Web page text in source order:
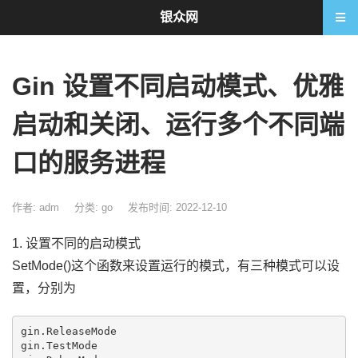
Gin 设置不同启动模式、优雅
启动和关闭、运行多个不同端
口的服务进程
作者: adm 分类: go 发布时间: 2022-12-10
1. 设置不同的启动模式
SetMode()这个函数来设置运行的模式，有三种模式可以设
置，分别为
gin.ReleaseMode
gin.TestMode
银众网